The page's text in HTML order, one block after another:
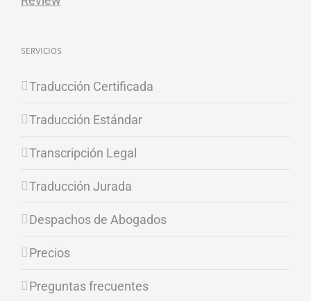
SERVICIOS
Traducción Certificada
Traducción Estándar
Transcripción Legal
Traducción Jurada
Despachos de Abogados
Precios
Preguntas frecuentes